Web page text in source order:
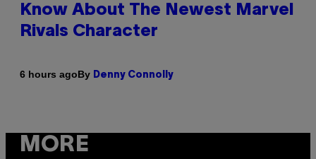
Know About The Newest Marvel
Rivals Character
6 hours agoBy Denny Connolly
MORE